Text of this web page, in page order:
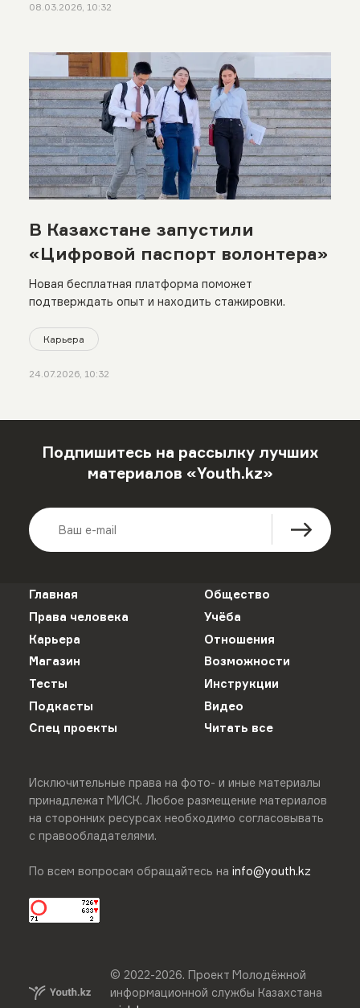
08.03.2026, 10:32
В Казахстане запустили
«Цифровой паспорт волонтера»
Новая бесплатная платформа поможет
подтверждать опыт и находить стажировки.
Карьера
24.07.2026, 10:32
Подпишитесь на рассылку лучших
материалов «Youth.kz»
Главная
Общество
Права человека
Учёба
Карьера
Отношения
Магазин
Возможности
Тесты
Инструкции
Подкасты
Видео
Спец проекты
Читать все
Исключительные права на фото- и иные материалы
принадлежат МИСК. Любое размещение материалов
на сторонних ресурсах необходимо согласовывать
с правообладателями.
По всем вопросам обращайтесь на info@youth.kz
© 2022-2026.Проект Молодёжной
информационной службы Казахстана